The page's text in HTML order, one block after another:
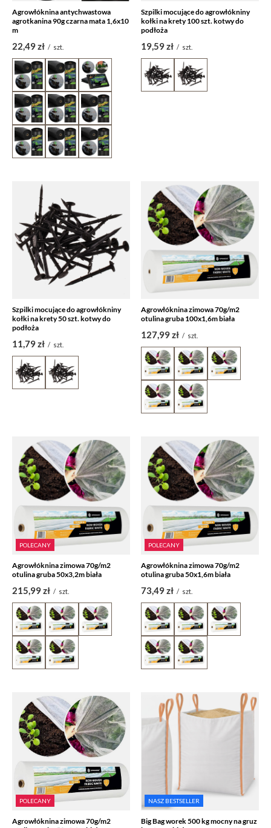
Agrowłóknina antychwastowa
agrotkanina 90g czarna mata 1,6x10
m
22,49 zł / szt.
Szpilki mocujące do agrowłókniny
kołki na krety 100 szt. kotwy do
podłoża
19,59 zł / szt.
Szpilki mocujące do agrowłókniny
kołki na krety 50 szt. kotwy do
podłoża
11,79 zł / szt.
Agrowłóknina zimowa 70g/m2
otulina gruba 100x1,6m biała
127,99 zł / szt.
POLECANY
Agrowłóknina zimowa 70g/m2
otulina gruba 50x3,2m biała
215,99 zł / szt.
POLECANY
Agrowłóknina zimowa 70g/m2
otulina gruba 50x1,6m biała
73,49 zł / szt.
POLECANY
Agrowłóknina zimowa 70g/m2
NASZ BESTSELLER
Big Bag worek 500 kg mocny na gruz